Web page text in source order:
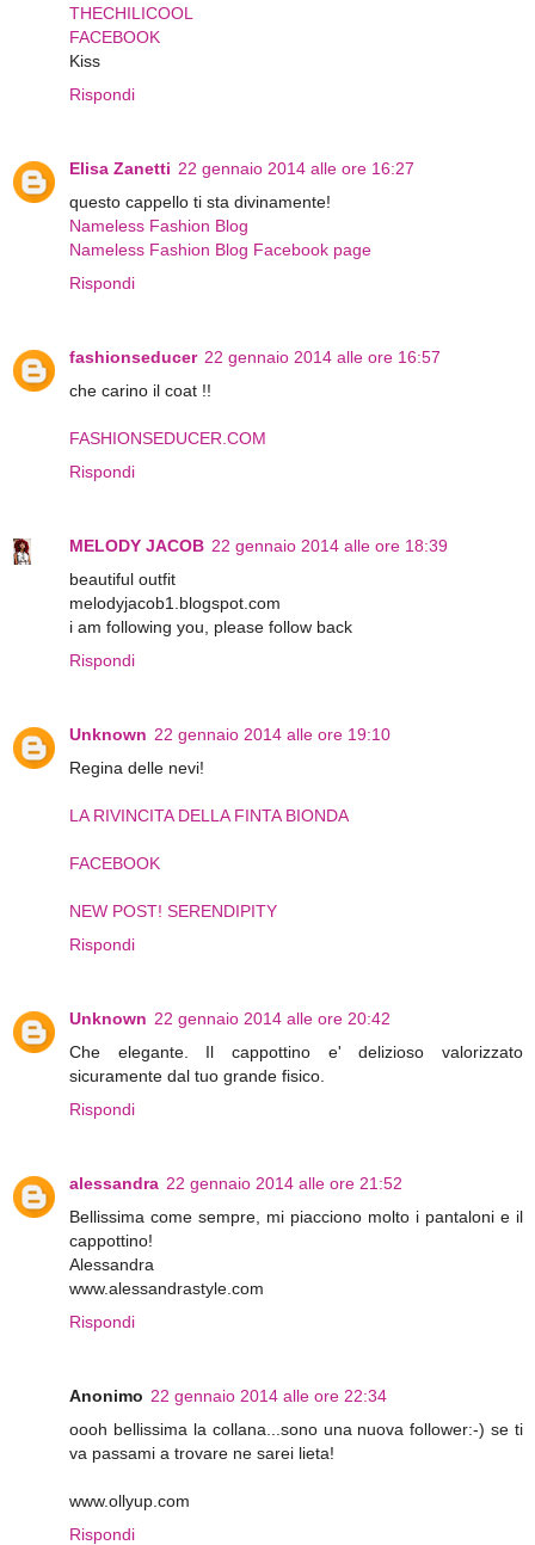
THECHILICOOL
FACEBOOK
Kiss
Rispondi
Elisa Zanetti 22 gennaio 2014 alle ore 16:27
questo cappello ti sta divinamente!
Nameless Fashion Blog
Nameless Fashion Blog Facebook page
Rispondi
fashionseducer 22 gennaio 2014 alle ore 16:57
che carino il coat !!
FASHIONSEDUCER.COM
Rispondi
MELODY JACOB 22 gennaio 2014 alle ore 18:39
beautiful outfit
melodyjacob1.blogspot.com
i am following you, please follow back
Rispondi
Unknown 22 gennaio 2014 alle ore 19:10
Regina delle nevi!
LA RIVINCITA DELLA FINTA BIONDA
FACEBOOK
NEW POST! SERENDIPITY
Rispondi
Unknown 22 gennaio 2014 alle ore 20:42
Che elegante. Il cappottino e' delizioso valorizzato
sicuramente dal tuo grande fisico.
Rispondi
alessandra 22 gennaio 2014 alle ore 21:52
Bellissima come sempre, mi piacciono molto i pantaloni e il
cappottino!
Alessandra
www.alessandrastyle.com
Rispondi
Anonimo 22 gennaio 2014 alle ore 22:34
oooh bellissima la collana...sono una nuova follower:-) se ti
va passami a trovare ne sarei lieta!
www.ollyup.com
Rispondi